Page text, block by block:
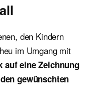
den Kindern
im Umgang mit
auf eine Zeichnung
gewünschten